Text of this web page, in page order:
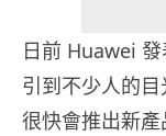
日前 Huawei
引到不少人的
很快會推出新